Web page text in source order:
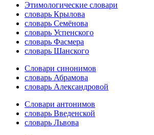
Этимологические словари
словарь Крылова
словарь Семёнова
словарь Успенского
словарь Фасмера
словарь Шанского
Словари синонимов
словарь Абрамова
словарь Александровой
Словари антонимов
словарь Введенской
словарь Львова